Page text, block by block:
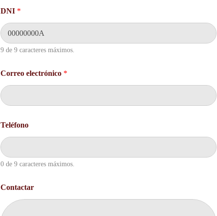
DNI *
9 de 9 caracteres máximos.
o
r
e
C
o
n
t
c
a
N
Correo electrónico *
Teléfono
0 de 9 caracteres máximos.
Contactar